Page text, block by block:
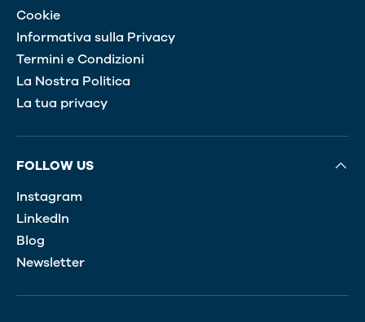
Cookie
Informativa sulla Privacy
Termini e Condizioni
La Nostra Politica
La tua privacy
FOLLOW US
Instagram
LinkedIn
Blog
Newsletter